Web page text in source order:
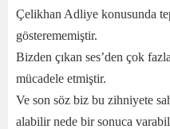
Çelikhan Adliye konusunda
gösterememiştir.
Bizden çıkan ses’den çok
mücadele etmiştir.
Ve son söz biz bu zihniyete
alabilir nede bir sonuca